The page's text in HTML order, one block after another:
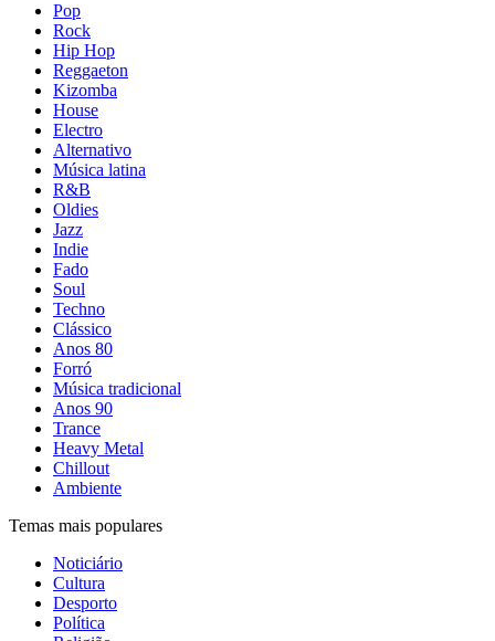
Pop
Rock
Hip Hop
Reggaeton
Kizomba
House
Electro
Alternativo
Música latina
R&B
Oldies
Jazz
Indie
Fado
Soul
Techno
Clássico
Anos 80
Forró
Música tradicional
Anos 90
Trance
Heavy Metal
Chillout
Ambiente
Temas mais populares
Noticiário
Cultura
Desporto
Política